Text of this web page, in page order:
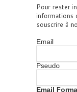
Pour rester
informations
souscrire à
Email
Pseudo
Email